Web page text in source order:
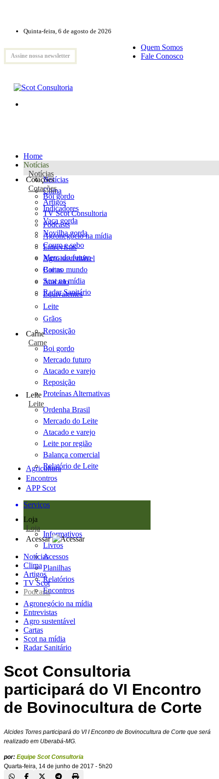
Quinta-feira, 6 de agosto de 2026
Assine nossa newsletter
Quem Somos
Fale Conosco
Home
Notícias
Notícias
Notícias
Clima
Artigos
TV Scot Consultoria
Podcasts
Agronegócio na mídia
Entrevistas
Agro sustentável
Cartas
Scot na mídia
Radar Sanitário
Cotações
Cotações
Boi gordo
Indicadores
Vaca gorda
Novilha gorda
Couro e sebo
Mercado futuro
Boi no mundo
Atacado
Equivalentes
Leite
Grãos
Reposição
Carne
Carne
Boi gordo
Mercado futuro
Atacado e varejo
Reposição
Proteínas Alternativas
Leite
Leite
Ordenha Brasil
Mercado do Leite
Atacado e varejo
Leite por região
Balança comercial
Relatório de Leite
Agricultura
Encontros
APP Scot
Serviços
Loja
Loja
Informativos
Livros
Acessos
Planilhas
Relatórios
Encontros
Acessar
Notícias
Clima
Artigos
TV Scot
Podcasts
Agronegócio na mídia
Entrevistas
Agro sustentável
Cartas
Scot na mídia
Radar Sanitário
Scot Consultoria
participará do VI Encontro
de Bovinocultura de Corte
Alcides Torres participará do VI I Encontro de Bovinocultura de Corte que será
realizado em Uberabá-MG.
por: Equipe Scot Consultoria
Quarta-feira, 14 de junho de 2017 - 5h20